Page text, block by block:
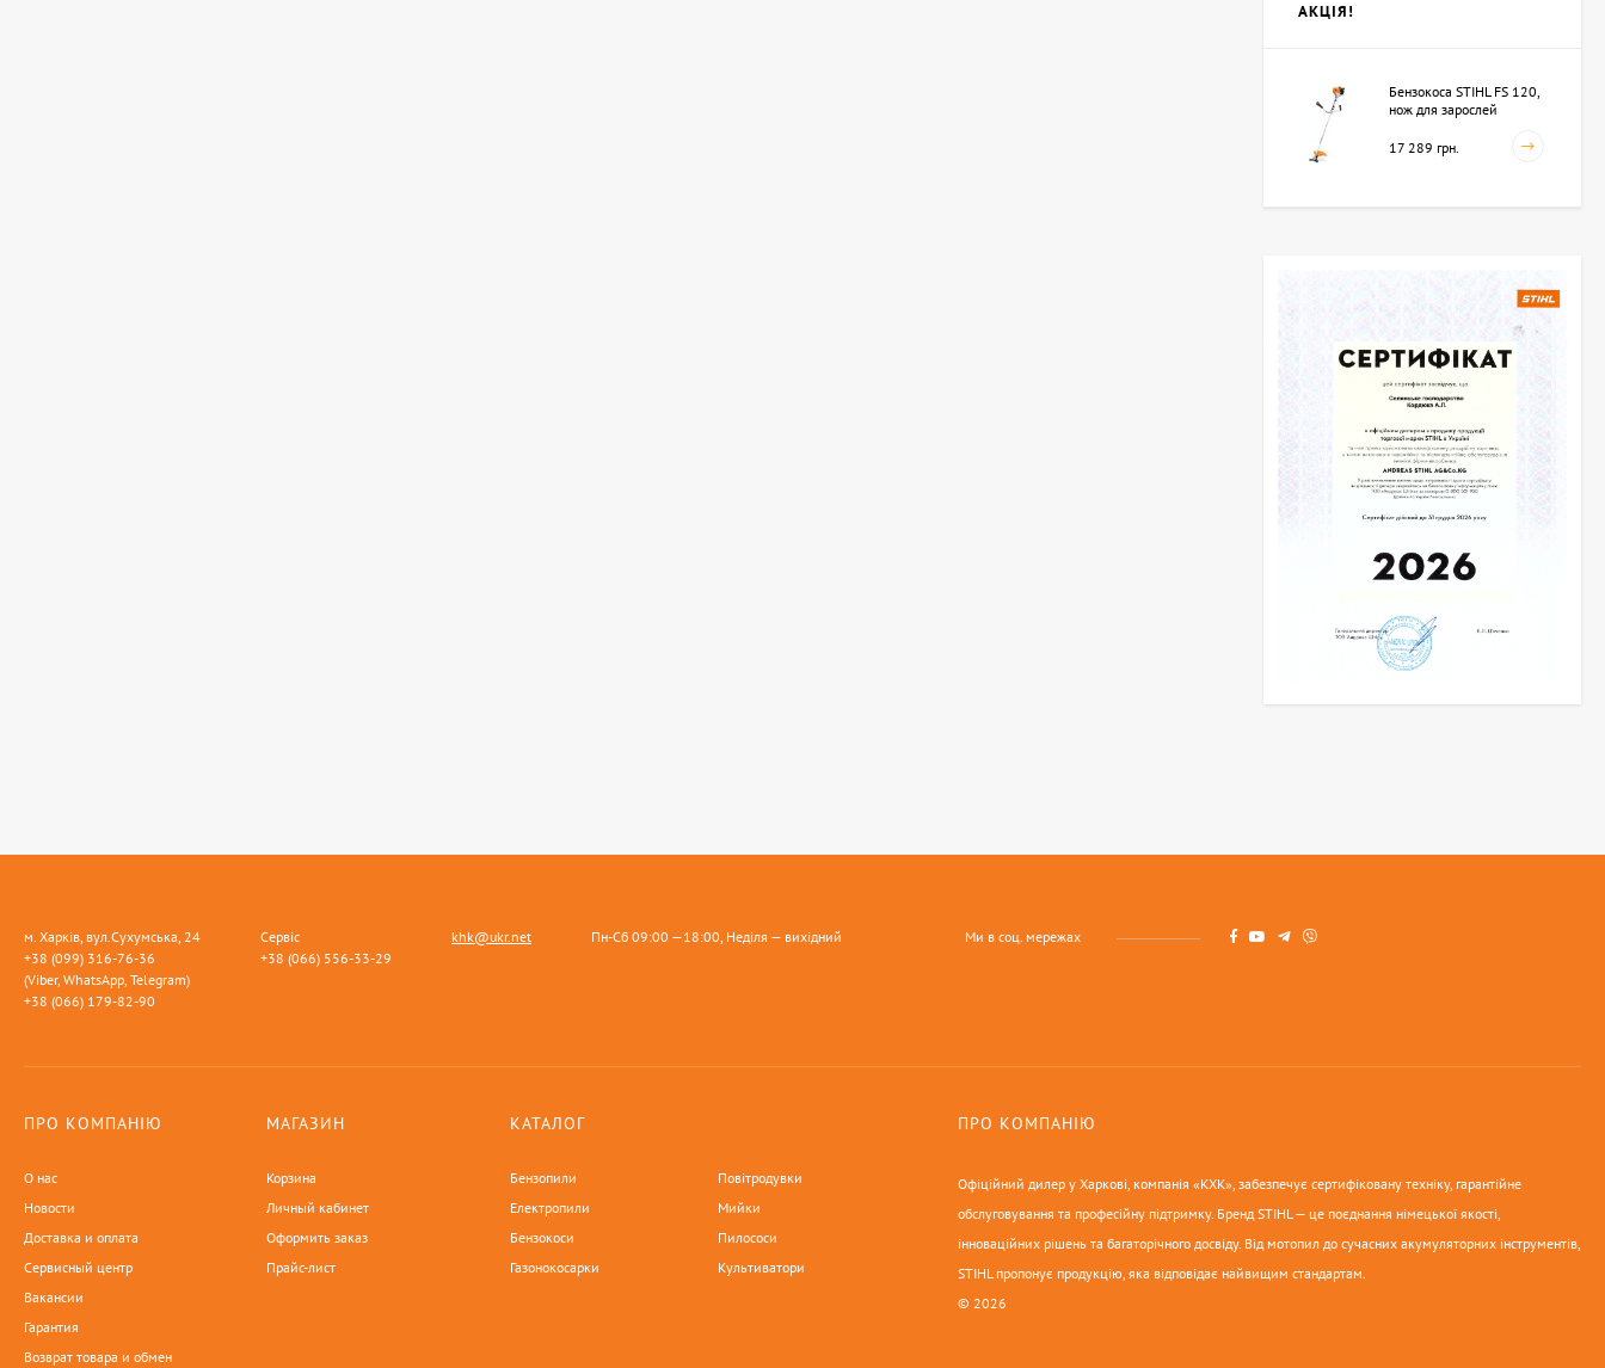
АКЦІЯ!
Бензокоса STIHL FS 120,
нож для зарослей
17 289 грн.
м. Харків, вул.Сухумська, 24
+38 (099) 316-76-36
(Viber, WhatsApp, Telegram)
+38 (066) 179-82-90
Сервіс
+38 (066) 556-33-29
khk@ukr.net Пн-Сб 09:00 —18:00, Неділя — вихідний Ми в соц. мережах
ПРО КОМПАНІЮ
О нас
Новости
Доставка и оплата
Сервисный центр
Вакансии
Гарантия
Возврат товара и обмен
МАГАЗИН
Корзина
Личный кабинет
Оформить заказ
Прайс-лист
КАТАЛОГ
Бензопили
Електропили
Бензокоси
Газонокосарки
Повітродувки
Мийки
Пилососи
Культиватори
ПРО КОМПАНІЮ
Офіційний дилер у Харкові, компанія «КХК», забезпечує сертифіковану техніку, гарантійне
обслуговування та професійну підтримку. Бренд STIHL — це поєднання німецької якості,
інноваційних рішень та багаторічного досвіду. Від мотопил до сучасних акумуляторних інструментів,
STIHL пропонує продукцію, яка відповідає найвищим стандартам.
© 2026